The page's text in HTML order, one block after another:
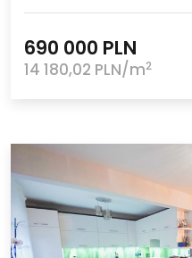
690 000 PLN
14 180,02 PLN/m2